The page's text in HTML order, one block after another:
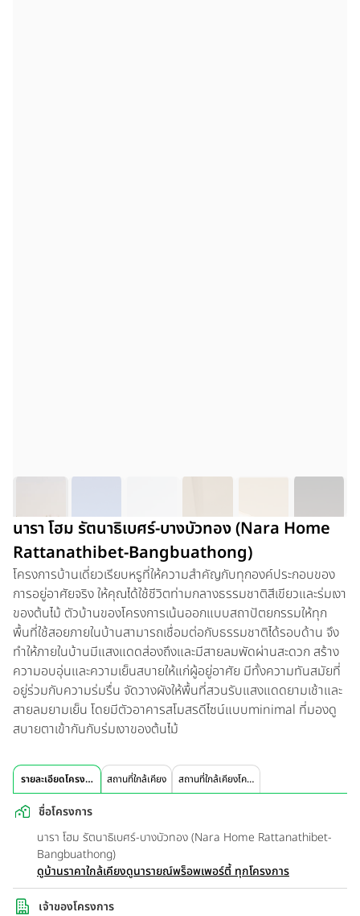
นารา โฮม รัตนาธิเบศร์-บางบัวทอง (Nara Home
Rattanathibet-Bangbuathong)
โครงการบ้านเดี่ยวเรียบหรูที่ให้ความสำคัญกับทุกองค์ประกอบของ
การอยู่อาศัยจริง ให้คุณได้ใช้ชีวิตท่ามกลางธรรมชาติสีเขียวและร่มเงา
ของต้นไม้ ตัวบ้านของโครงการเน้นออกแบบสถาปัตยกรรมให้ทุก
พื้นที่ใช้สอยภายในบ้านสามารถเชื่อมต่อกับธรรมชาติได้รอบด้าน จึง
ทำให้ภายในบ้านมีแสงแดดส่องถึงและมีสายลมพัดผ่านสะดวก สร้าง
ความอบอุ่นและความเย็นสบายให้แก่ผู้อยู่อาศัย มีทั้งความทันสมัยที่
อยู่ร่วมกับความร่มรื่น จัดวางผังให้พื้นที่สวนรับแสงแดดยามเช้าและ
สายลมยามเย็น โดยมีตัวอาคารสโมสรดีไซน์แบบminimal ที่มองดู
สบายตาเข้ากันกับร่มเงาของต้นไม้
รายละเอียดโครงการ สถานที่ใกล้เคียง สถานที่ใกล้เคียงโครงการ
ชื่อโครงการ
นารา โฮม รัตนาธิเบศร์-บางบัวทอง (Nara Home Rattanathibet-
Bangbuathong)
ดูบ้านราคาใกล้เคียงดูนารายณ์พร็อพเพอร์ตี้ ทุกโครงการ
เจ้าของโครงการ